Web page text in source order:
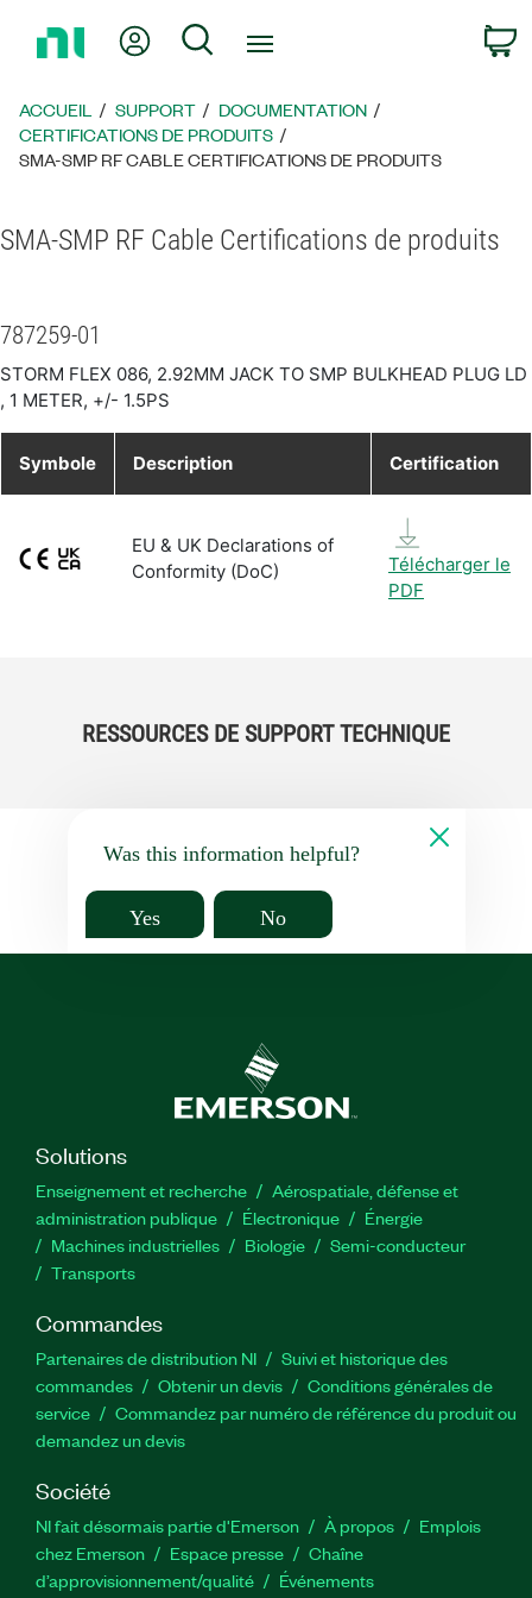
page
d’accueil
Mon compteRechercher
ACCUEIL SUPPORT
DOCUMENTATION
CERTIFICATIONS DE PRODUITS
SMA-SMP RF CABLE CERTIFICATIONS DE PRODUITS
SMA-SMP RF Cable Certifications de produits
787259-01
STORM FLEX 086, 2.92MM JACK TO SMP BULKHEAD PLUG LD
, 1 METER, +/- 1.5PS
Symbole Description Certification
EU & UK Declarations of
Conformity (DoC)
Télécharger le
PDF
RESSOURCES DE SUPPORT TECHNIQUE
Was this information helpful?
Yes No
Solutions
Enseignement et recherche
Aérospatiale, défense et
administration publique
Électronique
Énergie​
Machines industrielles
Biologie
Semi-conducteur
Transports
Commandes
Partenaires de distribution NI
Suivi et historique des
commandes
Obtenir un devis
Conditions générales de
service
Commandez par numéro de référence du produit ou
demandez un devis
Société
NI fait désormais partie d'Emerson À propos
Emplois
chez Emerson
Espace presse
Chaîne
d’approvisionnement/qualité
Événements